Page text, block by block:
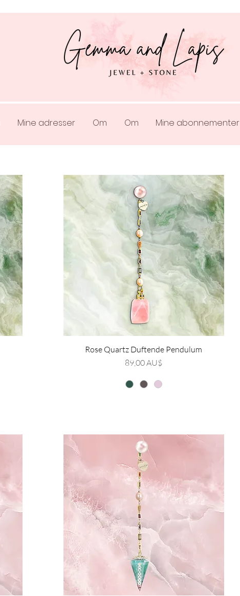
Mine adresser Om Om Mine abonnementer
Rose Quartz Duftende Pendulum
Pris
89,00 AU$